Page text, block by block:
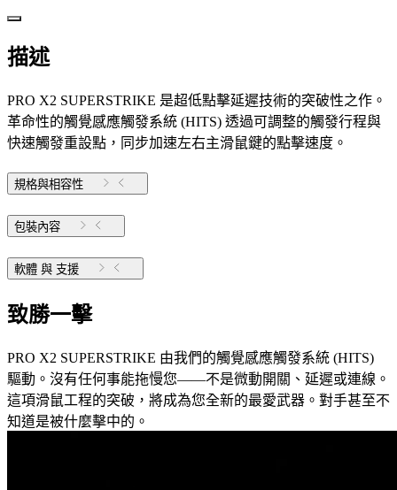
描述
PRO X2 SUPERSTRIKE 是超低點擊延遲技術的突破性之作。
革命性的觸覺感應觸發系統 (HITS) 透過可調整的觸發行程與
快速觸發重設點，同步加速左右主滑鼠鍵的點擊速度。
規格與相容性
包裝內容
軟體 與 支援
致勝一擊
PRO X2 SUPERSTRIKE 由我們的觸覺感應觸發系統 (HITS)
驅動。沒有任何事能拖慢您——不是微動開關、延遲或連線。
這項滑鼠工程的突破，將成為您全新的最愛武器。對手甚至不
知道是被什麼擊中的。